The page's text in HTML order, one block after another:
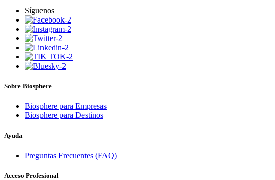
Síguenos
Sobre Biosphere
Biosphere para Empresas
Biosphere para Destinos
Ayuda
Preguntas Frecuentes (FAQ)
Acceso Profesional